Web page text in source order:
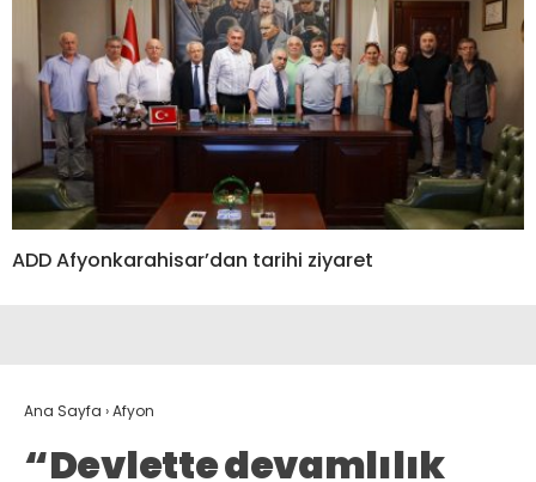
ADD Afyonkarahisar’dan tarihi ziyaret
Ana Sayfa ›Afyon
“Devlette devamlılık